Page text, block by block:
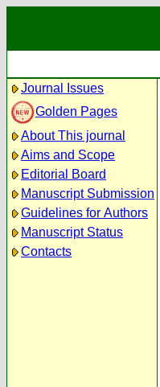
Journal Issues
Golden Pages
About This journal
Aims and Scope
Editorial Board
Manuscript Submission
Guidelines for Authors
Manuscript Status
Contacts